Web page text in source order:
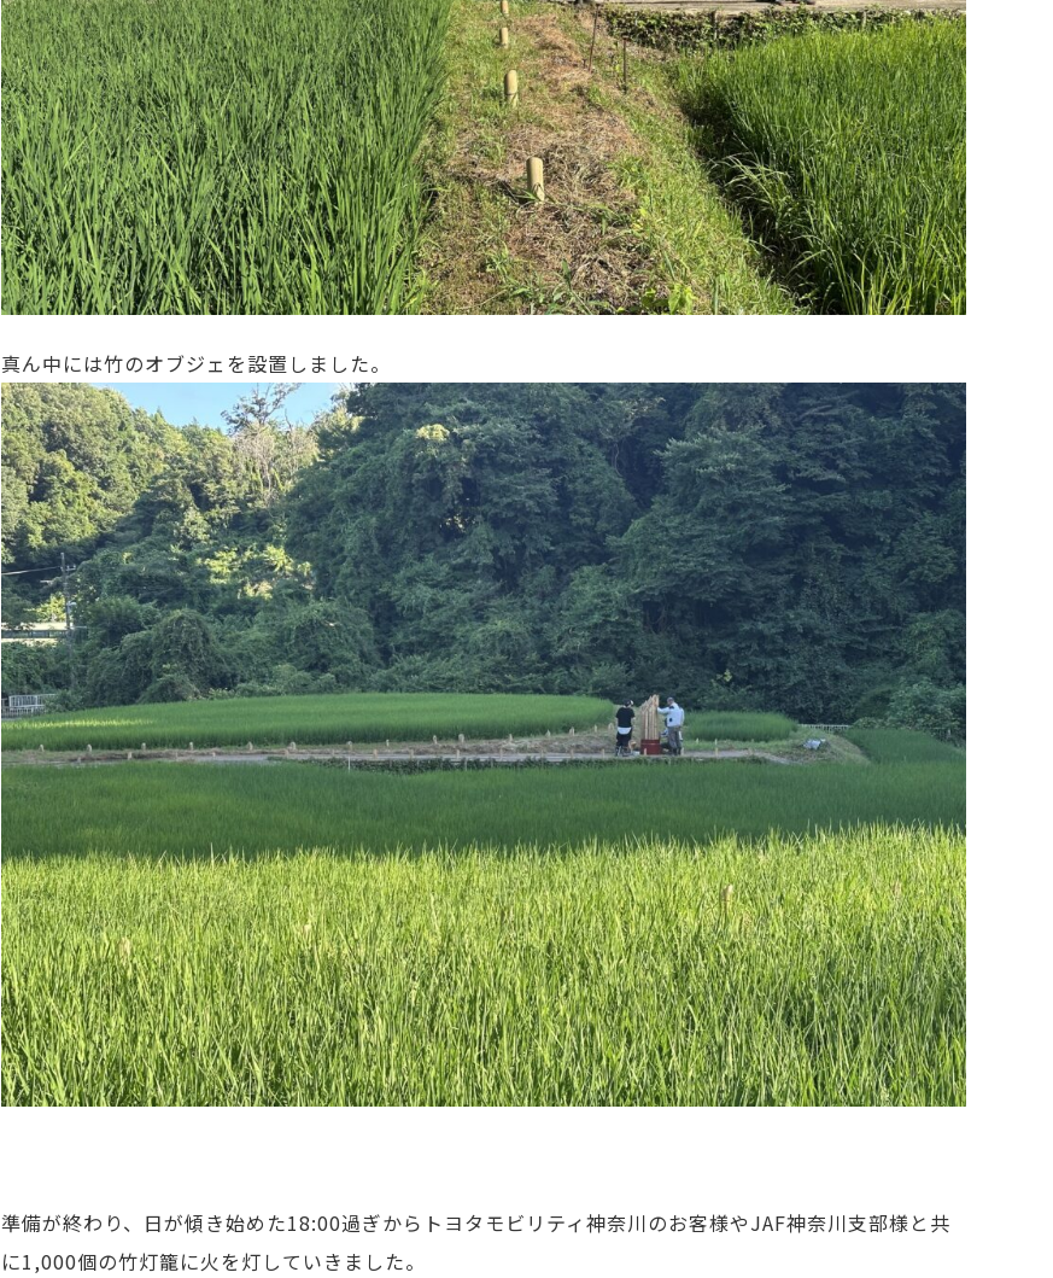
真ん中には竹のオブジェを設置しました。
準備が終わり、日が傾き始めた18:00過ぎからトヨタモビリティ神奈川のお客様やJAF神奈川支部様と共
に1,000個の竹灯籠に火を灯していきました。